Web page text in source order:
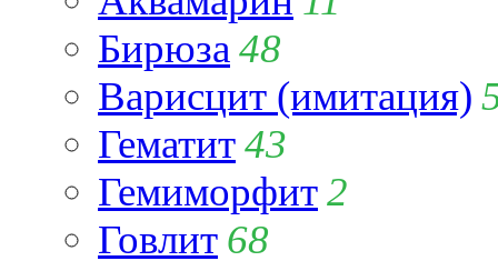
Бирюза 48
Варисцит (имитация)
Гематит43
Гемиморфит2
Говлит 68